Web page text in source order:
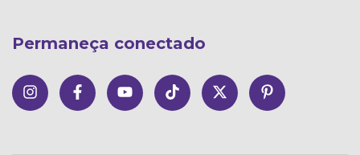
Permaneça conectado